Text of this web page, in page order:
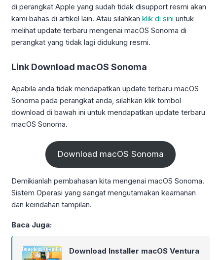
di perangkat Apple yang sudah tidak disupport resmi akan
kami bahas di artikel lain. Atau silahkan klik di sini untuk
melihat update terbaru mengenai macOS Sonoma di
perangkat yang tidak lagi didukung resmi.
Link Download macOS Sonoma
Apabila anda tidak mendapatkan update terbaru macOS
Sonoma pada perangkat anda, silahkan klik tombol
download di bawah ini untuk mendapatkan update terbaru
macOS Sonoma.
Download macOS Sonoma
Demikianlah pembahasan kita mengenai macOS Sonoma.
Sistem Operasi yang sangat mengutamakan keamanan
dan keindahan tampilan.
Baca Juga:
Download Installer macOS Ventura